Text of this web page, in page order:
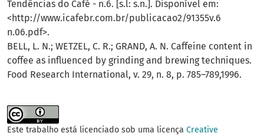
Tendências do Café - n.6. [s.l: s.n.]. Disponível em:
<http://www.icafebr.com.br/publicacao2/91355v.6
n.06.pdf>.
BELL, L. N.; WETZEL, C. R.; GRAND, A. N. Caffeine content in
coffee as influenced by grinding and brewing techniques.
Food Research International, v. 29, n. 8, p. 785–789,1996.
Este trabalho está licenciado sob uma licença Creative